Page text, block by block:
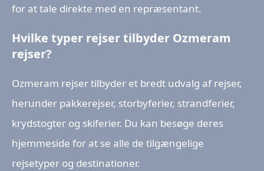
for at tale direkte med en repræsentant.
Hvilke typer rejser tilbyder Ozmeram
rejser?
Ozmeram rejser tilbyder et bredt udvalg af rejser,
herunder pakkerejser, storbyferier, strandferier,
krydstogter og skiferier. Du kan besøge deres
hjemmeside for at se alle de tilgængelige
rejsetyper og destinationer.